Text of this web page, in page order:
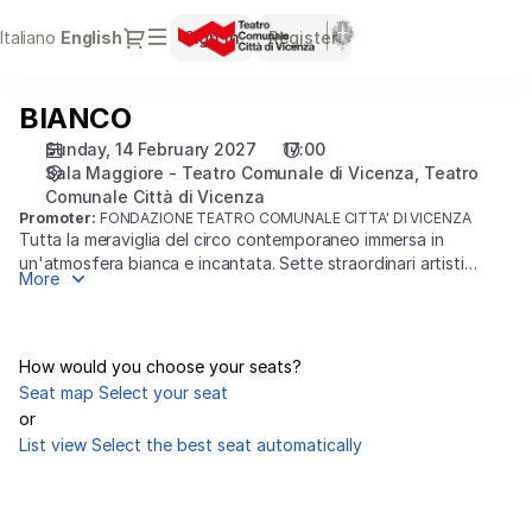
Italiano Current
English Dialog
Sign in Register
selection
Città
Vicenza
14.02.2027
17:00
Teatro
Comunale
Città
BIANCO
BIANCO
Sunday, 14 February 2027
17:00
Sala Maggiore - Teatro Comunale di Vicenza Teatro
Comunale Città di Vicenza
Promoter: FONDAZIONE TEATRO COMUNALE CITTA' DI VICENZA
Tutta la meraviglia del circo contemporaneo immersa in
un'atmosfera bianca e incantata. Sette straordinari artisti
internazionali uniscono danza, acrobazie ardite e musica dal
More
How would you choose your seats?
Seat map Select your seat
or
List view Select the best seat automatically